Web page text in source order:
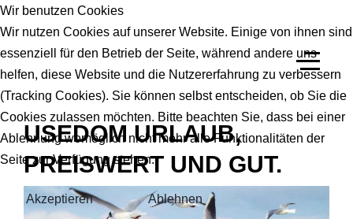
USEDOM URLAUB,
PREISWERT UND GUT.
Wir benutzen Cookies
Wir nutzen Cookies auf unserer Website. Einige von ihnen sind
essenziell für den Betrieb der Seite, während andere uns
helfen, diese Website und die Nutzererfahrung zu verbessern
(Tracking Cookies). Sie können selbst entscheiden, ob Sie die
Cookies zulassen möchten. Bitte beachten Sie, dass bei einer
Ablehnung womöglich nicht mehr alle Funktionalitäten der
Seite zur Verfügung stehen.
Akzeptieren Ablehnen